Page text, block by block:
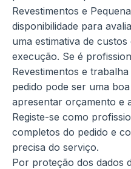
Revestimentos e
disponibilidade para
uma estimativa de
execução. Se é
Revestimentos e
pedido pode ser uma
apresentar orçamento e
Registe-se como
completos do pedido e
precisa do serviço.
Por proteção dos dados